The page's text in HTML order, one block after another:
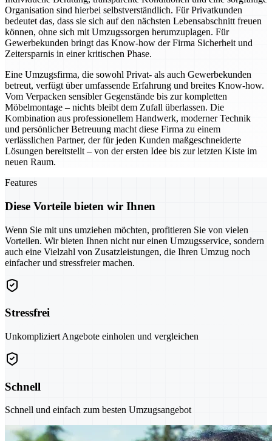
Organisation sind hierbei selbstverständlich. Für Privatkunden
bedeutet das, dass sie sich auf den nächsten Lebensabschnitt freuen
können, ohne sich mit Umzugssorgen herumzuplagen. Für
Gewerbekunden bringt das Know-how der Firma Sicherheit und
Zeitersparnis in einer kritischen Phase.
Eine Umzugsfirma, die sowohl Privat- als auch Gewerbekunden
betreut, verfügt über umfassende Erfahrung und breites Know-how.
Vom Verpacken sensibler Gegenstände bis zur kompletten
Möbelmontage – nichts bleibt dem Zufall überlassen. Die
Kombination aus professionellem Handwerk, moderner Technik
und persönlicher Betreuung macht diese Firma zu einem
verlässlichen Partner, der für jeden Kunden maßgeschneiderte
Lösungen bereitstellt – von der ersten Idee bis zur letzten Kiste im
neuen Raum.
Features
Diese Vorteile bieten wir Ihnen
Wenn Sie mit uns umziehen möchten, profitieren Sie von vielen
Vorteilen. Wir bieten Ihnen nicht nur einen Umzugsservice, sondern
auch eine Vielzahl von Zusatzleistungen, die Ihren Umzug noch
einfacher und stressfreier machen.
Stressfrei
Unkompliziert Angebote einholen und vergleichen
Schnell
Schnell und einfach zum besten Umzugsangebot